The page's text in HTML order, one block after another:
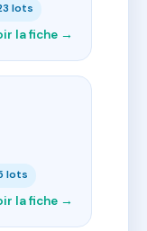
lots
la fiche →
lots
la fiche →